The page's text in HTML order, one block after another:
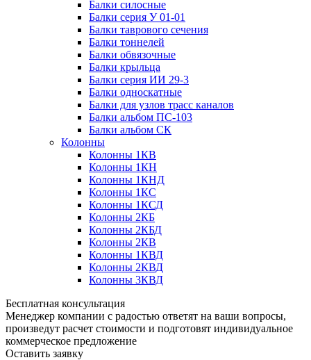
Балки силосные
Балки серия У 01-01
Балки таврового сечения
Балки тоннелей
Балки обвязочные
Балки крыльца
Балки серия ИИ 29-3
Балки односкатные
Балки для узлов трасс каналов
Балки альбом ПС-103
Балки альбом СК
Колонны
Колонны 1КВ
Колонны 1КН
Колонны 1КНД
Колонны 1КС
Колонны 1КСД
Колонны 2КБ
Колонны 2КБД
Колонны 2КВ
Колонны 1КВД
Колонны 2КВД
Колонны 3КВД
Бесплатная консультация
Менеджер компании с радостью ответят на ваши вопросы,
произведут расчет стоимости и подготовят индивидуальное
коммерческое предложение
Оставить заявку